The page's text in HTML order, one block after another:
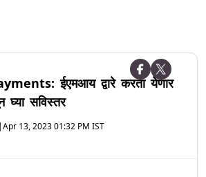
ईएमआय द्वारे करता येणार
सविस्तर
|Apr 13, 2023 01:32 PM IST